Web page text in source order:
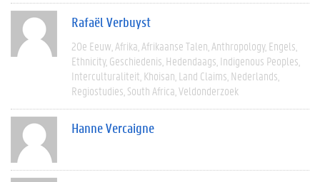
Rafaël Verbuyst
20e Eeuw Afrika Afrikaanse Talen Anthropology Engels
Ethnicity Geschiedenis Hedendaags Indigenous Peoples
Interculturaliteit Khoisan Land Claims Nederlands
Regiostudies South Africa Veldonderzoek
Hanne Vercaigne